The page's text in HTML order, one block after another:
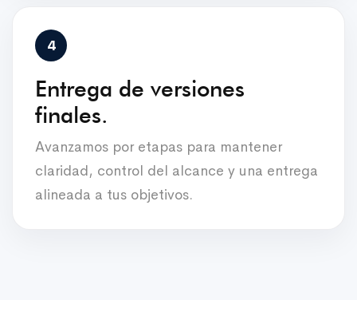
Entrega de versiones
finales.
Avanzamos por etapas para mantener
claridad, control del alcance y una entrega
alineada a tus objetivos.